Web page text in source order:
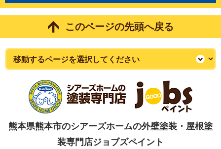
このページの先頭へ戻る
熊本県熊本市のシアーズホームの外壁塗装・屋根塗
装専門店ジョブズペイント